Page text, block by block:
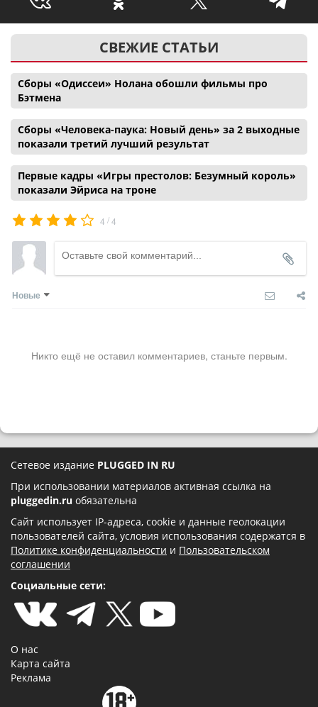
СВЕЖИЕ СТАТЬИ
Сборы «Одиссеи» Нолана обошли фильмы про
Бэтмена
Сборы «Человека-паука: Новый день» за 2 выходные
показали третий лучший результат
Первые кадры «Игры престолов: Безумный король»
показали Эйриса на троне
4 /4
Новые
Никто ещё не оставил комментариев, станьте первым.
Сетевое издание PLUGGED IN RU
При использовании материалов активная ссылка на
pluggedin.ru обязательна
Сайт использует IP-адреса, cookie и данные геолокации
пользователей сайта, условия использования содержатся в
Политике конфиденциальности и Пользовательском
соглашении
Социальные сети:
О нас
Карта сайта
Реклама